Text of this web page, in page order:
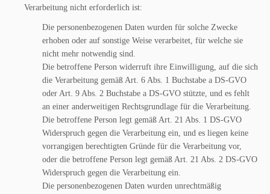
Verarbeitung nicht erforderlich ist:
Die personenbezogenen Daten wurden für solche Zwecke
erhoben oder auf sonstige Weise verarbeitet, für welche sie
nicht mehr notwendig sind.
Die betroffene Person widerruft ihre Einwilligung, auf die sich
die Verarbeitung gemäß Art. 6 Abs. 1 Buchstabe a DS-GVO
oder Art. 9 Abs. 2 Buchstabe a DS-GVO stützte, und es fehlt
an einer anderweitigen Rechtsgrundlage für die Verarbeitung.
Die betroffene Person legt gemäß Art. 21 Abs. 1 DS-GVO
Widerspruch gegen die Verarbeitung ein, und es liegen keine
vorrangigen berechtigten Gründe für die Verarbeitung vor,
oder die betroffene Person legt gemäß Art. 21 Abs. 2 DS-GVO
Widerspruch gegen die Verarbeitung ein.
Die personenbezogenen Daten wurden unrechtmäßig